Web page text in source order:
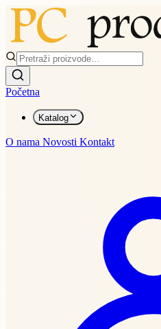
Početna
Katalog
O nama Novosti Kontakt